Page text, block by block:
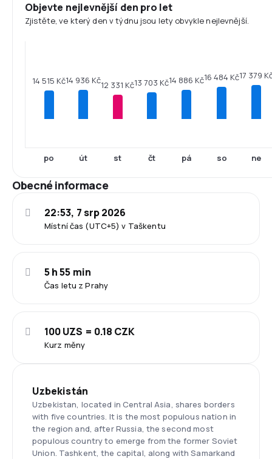
Objevte nejlevnější den pro let
Zjistěte, ve který den v týdnu jsou lety obvykle nejlevnější.
14 515 Kč
po
14 936 Kč
út
12 331 Kč
st
13 703 Kč
čt
14 886 Kč
pá
16 484 Kč
so
17 379
ne
Obecné informace
Místní čas (UTC+5) v Taškentu
22:53, 7 srp 2026
Čas letu z Prahy
5 h 55 min
Kurz měny
100 UZS = 0.18 CZK
Uzbekistán
Uzbekistan, located in Central Asia, shares borders
with five countries. It is the most populous nation in
the region and, after Russia, the second most
populous country to emerge from the former Soviet
Union. Tashkent, the capital, along with Samarkand